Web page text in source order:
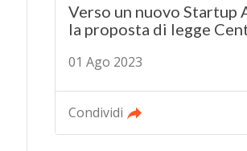
Verso un nuovo Startup
la proposta di legge
01 Ago 2023
Condividi